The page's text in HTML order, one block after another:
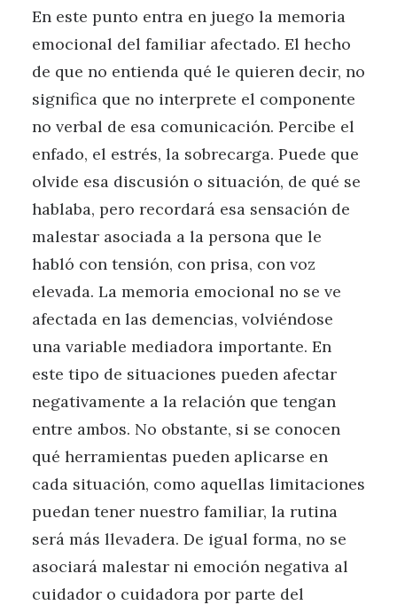
En este punto entra en juego la memoria
emocional del familiar afectado. El hecho
de que no entienda qué le quieren decir, no
significa que no interprete el componente
no verbal de esa comunicación. Percibe el
enfado, el estrés, la sobrecarga. Puede que
olvide esa discusión o situación, de qué se
hablaba, pero recordará esa sensación de
malestar asociada a la persona que le
habló con tensión, con prisa, con voz
elevada. La memoria emocional no se ve
afectada en las demencias, volviéndose
una variable mediadora importante. En
este tipo de situaciones pueden afectar
negativamente a la relación que tengan
entre ambos. No obstante, si se conocen
qué herramientas pueden aplicarse en
cada situación, como aquellas limitaciones
puedan tener nuestro familiar, la rutina
será más llevadera. De igual forma, no se
asociará malestar ni emoción negativa al
cuidador o cuidadora por parte del